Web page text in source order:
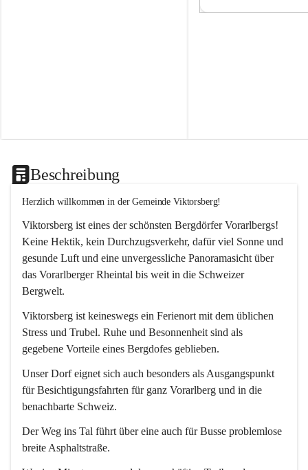
Beschreibung
Herzlich willkommen in der Gemeinde Viktorsberg!
Viktorsberg ist eines der schönsten Bergdörfer Vorarlbergs!
Keine Hektik, kein Durchzugsverkehr, dafür viel Sonne und
gesunde Luft und eine unvergessliche Panoramasicht über
das Vorarlberger Rheintal bis weit in die Schweizer
Bergwelt.
Viktorsberg ist keineswegs ein Ferienort mit dem üblichen
Stress und Trubel. Ruhe und Besonnenheit sind als
gegebene Vorteile eines Bergdofes geblieben.
Unser Dorf eignet sich auch besonders als Ausgangspunkt
für Besichtigungsfahrten für ganz Vorarlberg und in die
benachbarte Schweiz.
Der Weg ins Tal führt über eine auch für Busse problemlose
breite Asphaltstraße.